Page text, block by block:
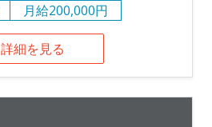
月給200,000円
詳細を見る